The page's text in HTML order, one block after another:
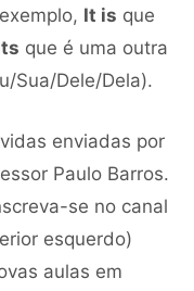
It is que
que é uma outra
Sua/Dele/Dela).
enviadas por
Paulo Barros.
se no canal
esquerdo)
aulas em